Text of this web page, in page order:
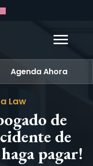
Agenda Ahora
Law
de
de
pagar!